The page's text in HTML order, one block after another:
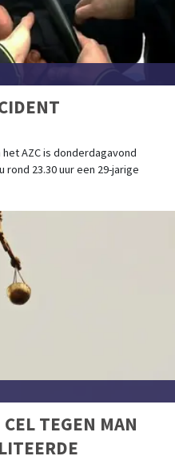
het AZC is donderdagavond
rond 23.30 uur een 29-jarige
TEGEN MAN